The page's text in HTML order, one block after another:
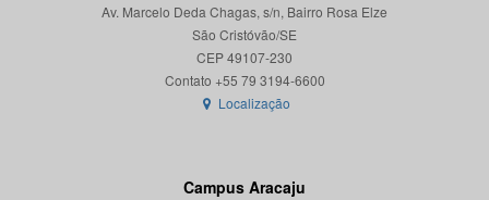
Av. Marcelo Deda Chagas, s/n, Bairro Rosa Elze
São Cristóvão/SE
CEP 49107-230
Localização
Campus Aracaju